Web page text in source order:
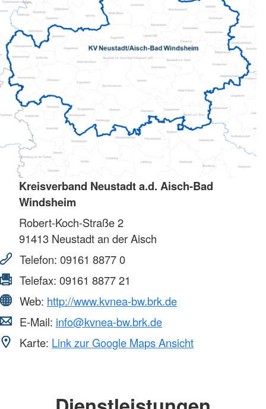
Kreisverband Neustadt a.d. Aisch-Bad
Windsheim
Robert-Koch-Straße 2
91413 Neustadt an der Aisch
Telefon: 09161 8877 0
Telefax: 09161 8877 21
Web: http://www.kvnea-bw.brk.de
E-Mail: info@kvnea-bw.brk.de
Karte: Link zur Google Maps Ansicht